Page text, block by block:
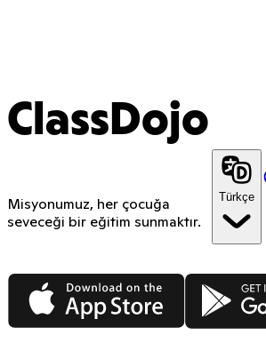
ClassDojo
Misyonumuz, her çocuğa
seveceği bir eğitim sunmaktır.
Türkçe
App Store Google Play